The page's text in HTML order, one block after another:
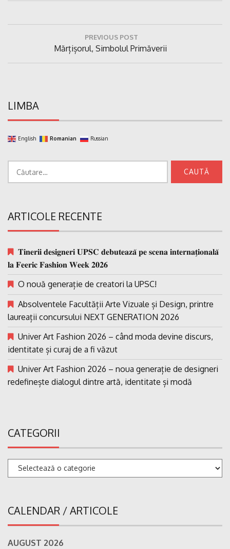
PREVIOUS POST
Previous
Post:
Mărțișorul, Simbolul Primăverii
LIMBA
English Romanian Russian
ARTICOLE RECENTE
𝐓𝐢𝐧𝐞𝐫𝐢𝐢 𝐝𝐞𝐬𝐢𝐠𝐧𝐞𝐫𝐢 𝐔𝐏𝐒𝐂 𝐝𝐞𝐛𝐮𝐭𝐞𝐚𝐳𝐚̆ 𝐩𝐞 𝐬𝐜𝐞𝐧𝐚 𝐢𝐧𝐭𝐞𝐫𝐧𝐚𝐭̗𝐢𝐨𝐧𝐚𝐥𝐚̆
𝐥𝐚 𝐅𝐞𝐞𝐫𝐢𝐜 𝐅𝐚𝐬𝐡𝐢𝐨𝐧 𝐖𝐞𝐞𝐤 𝟐𝟎𝟐𝟔
O nouă generație de creatori la UPSC!
Absolventele Facultății Arte Vizuale și Design, printre
laureații concursului NEXT GENERATION 2026
Univer Art Fashion 2026 – când moda devine discurs,
identitate și curaj de a fi văzut
Univer Art Fashion 2026 – noua generație de designeri
redefinește dialogul dintre artă, identitate și modă
CATEGORII
Categorii
CALENDAR / ARTICOLE
AUGUST 2026